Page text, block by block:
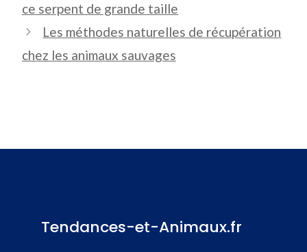
ce serpent de grande taille
Les méthodes naturelles de récupération
chez les animaux sauvages
Tendances-et-Animaux.fr